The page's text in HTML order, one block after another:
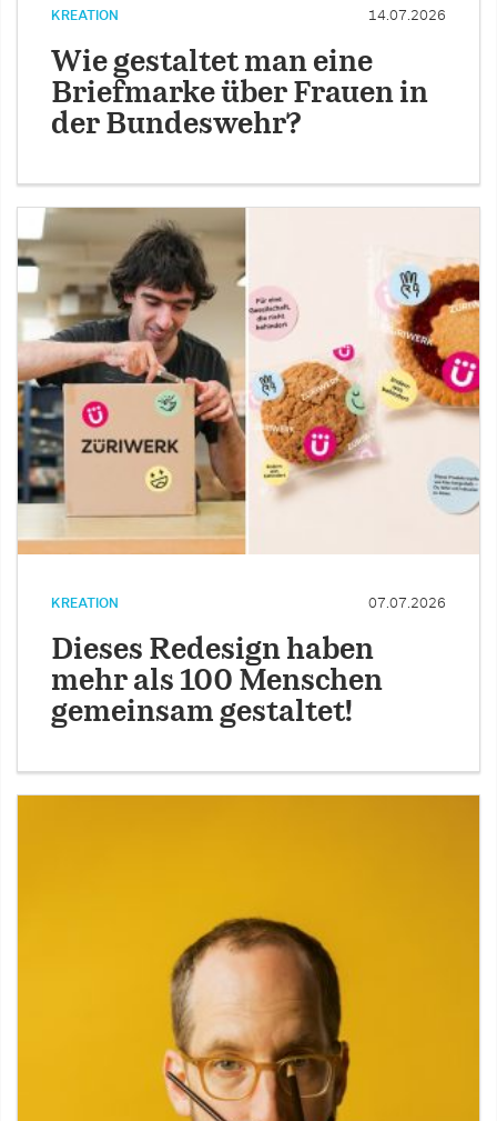
KREATION 14.07.2026
Wie gestaltet man eine
Briefmarke über Frauen in
der Bundeswehr?
KREATION 07.07.2026
Dieses Redesign haben
mehr als 100 Menschen
gemeinsam gestaltet!